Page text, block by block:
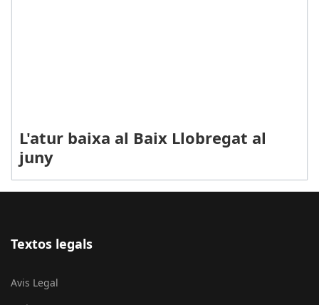
L'atur baixa al Baix Llobregat al
juny
Textos legals
Avis Legal